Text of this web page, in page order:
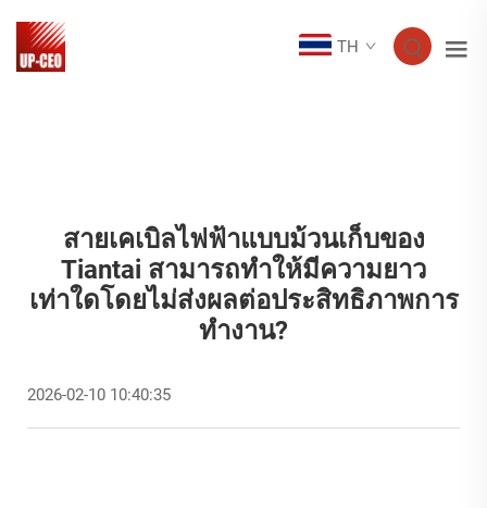
TH
สายเคเบิลไฟฟ้าแบบม้วนเก็บของ
Tiantai สามารถทำให้มีความยาว
เท่าใดโดยไม่ส่งผลต่อประสิทธิภาพการ
ทำงาน?
2026-02-10 10:40:35